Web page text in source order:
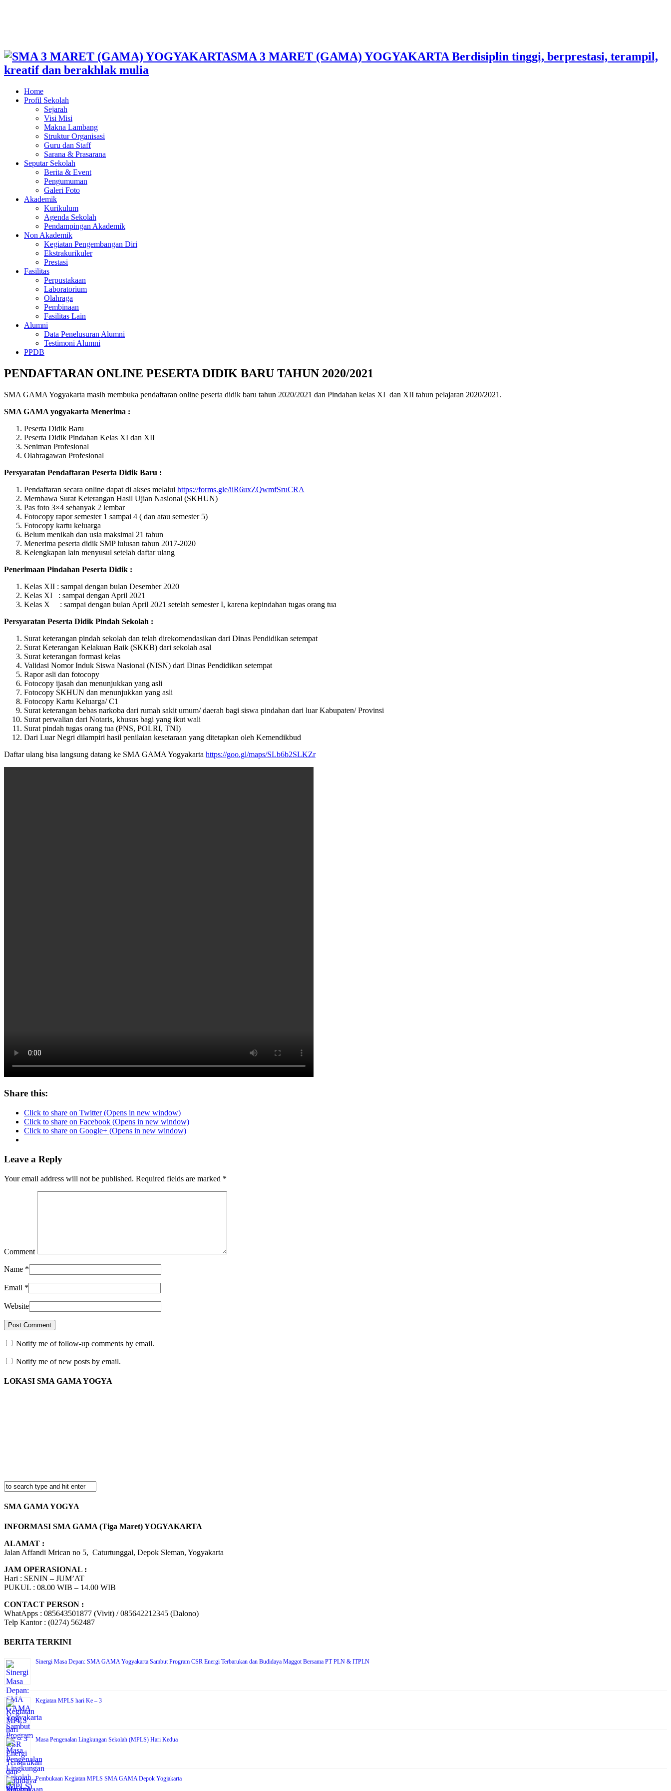
SMA 3 MARET (GAMA) YOGYAKARTA Berdisiplin tinggi, berprestasi, terampil,
kreatif dan berakhlak mulia
Home
Profil Sekolah
Sejarah
Visi Misi
Makna Lambang
Struktur Organisasi
Guru dan Staff
Sarana & Prasarana
Seputar Sekolah
Berita & Event
Pengumuman
Galeri Foto
Akademik
Kurikulum
Agenda Sekolah
Pendampingan Akademik
Non Akademik
Kegiatan Pengembangan Diri
Ekstrakurikuler
Prestasi
Fasilitas
Perpustakaan
Laboratorium
Olahraga
Pembinaan
Fasilitas Lain
Alumni
Data Penelusuran Alumni
Testimoni Alumni
PPDB
PENDAFTARAN ONLINE PESERTA DIDIK BARU TAHUN 2020/2021
SMA GAMA Yogyakarta masih membuka pendaftaran online peserta didik baru tahun 2020/2021 dan Pindahan kelas XI dan XII tahun pelajaran 2020/2021.
SMA GAMA yogyakarta Menerima :
Peserta Didik Baru
Peserta Didik Pindahan Kelas XI dan XII
Seniman Profesional
Olahragawan Profesional
Persyaratan Pendaftaran Peserta Didik Baru :
Pendaftaran secara online dapat di akses melalui https://forms.gle/iiR6uxZQwmfSruCRA
Membawa Surat Keterangan Hasil Ujian Nasional (SKHUN)
Pas foto 3×4 sebanyak 2 lembar
Fotocopy rapor semester 1 sampai 4 ( dan atau semester 5)
Fotocopy kartu keluarga
Belum menikah dan usia maksimal 21 tahun
Menerima peserta didik SMP lulusan tahun 2017-2020
Kelengkapan lain menyusul setelah daftar ulang
Penerimaan Pindahan Peserta Didik :
Kelas XII : sampai dengan bulan Desember 2020
Kelas XI : sampai dengan April 2021
Kelas X : sampai dengan bulan April 2021 setelah semester I, karena kepindahan tugas orang tua
Persyaratan Peserta Didik Pindah Sekolah :
Surat keterangan pindah sekolah dan telah direkomendasikan dari Dinas Pendidikan setempat
Surat Keterangan Kelakuan Baik (SKKB) dari sekolah asal
Surat keterangan formasi kelas
Validasi Nomor Induk Siswa Nasional (NISN) dari Dinas Pendidikan setempat
Rapor asli dan fotocopy
Fotocopy ijasah dan menunjukkan yang asli
Fotocopy SKHUN dan menunjukkan yang asli
Fotocopy Kartu Keluarga/ C1
Surat keterangan bebas narkoba dari rumah sakit umum/ daerah bagi siswa pindahan dari luar Kabupaten/ Provinsi
Surat perwalian dari Notaris, khusus bagi yang ikut wali
Surat pindah tugas orang tua (PNS, POLRI, TNI)
Dari Luar Negri dilampiri hasil penilaian kesetaraan yang ditetapkan oleh Kemendikbud
Daftar ulang bisa langsung datang ke SMA GAMA Yogyakarta https://goo.gl/maps/SLb6b2SLKZr
Share this:
Click to share on Twitter (Opens in new window)
Click to share on Facebook (Opens in new window)
Click to share on Google+ (Opens in new window)
Leave a Reply
Your email address will not be published. Required fields are marked *
Comment
Name *
Email *
Website
Notify me of follow-up comments by email.
Notify me of new posts by email.
LOKASI SMA GAMA YOGYA
SMA GAMA YOGYA
INFORMASI SMA GAMA (Tiga Maret) YOGYAKARTA
ALAMAT :
Jalan Affandi Mrican no 5, Caturtunggal, Depok Sleman, Yogyakarta
JAM OPERASIONAL :
Hari : SENIN – JUM’AT
PUKUL : 08.00 WIB – 14.00 WIB
CONTACT PERSON :
WhatApps : 085643501877 (Vivit) / 085642212345 (Dalono)
Telp Kantor : (0274) 562487
BERITA TERKINI
Sinergi Masa Depan: SMA GAMA Yogyakarta Sambut Program CSR Energi Terbarukan dan Budidaya Maggot Bersama PT PLN & ITPLN
Kegiatan MPLS hari Ke – 3
Masa Pengenalan Lingkungan Sekolah (MPLS) Hari Kedua
Pembukaan Kegiatan MPLS SMA GAMA Depok Yogjakarta